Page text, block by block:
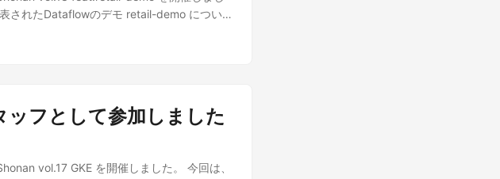
されたDataflowのデモ retail-demo につい
た。 ...
フとして参加しました
vol.17 GKE を開催しました。 今回は、